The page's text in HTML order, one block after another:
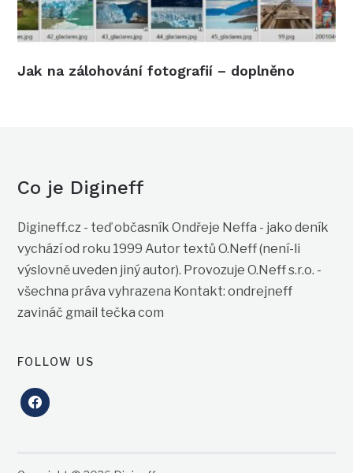
Jak na zálohování fotografií – doplněno
Co je Digineff
Digineff.cz - teď občasník Ondřeje Neffa - jako deník
vychází od roku 1999 Autor textů O.Neff (není-li
výslovně uveden jiný autor). Provozuje O.Neff s.r.o. -
všechna práva vyhrazena Kontakt: ondrejneff
zavináč gmail tečka com
FOLLOW US
facebook